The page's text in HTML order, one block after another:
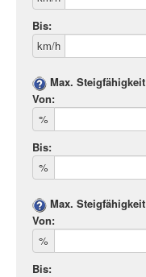
Bis:
km/h
Max. Steigfähigkeit
Von:
%
Bis:
%
Max. Steigfähigkeit
Von:
%
Bis: